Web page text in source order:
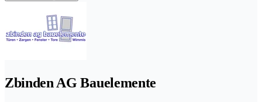
Zbinden AG Bauelemente